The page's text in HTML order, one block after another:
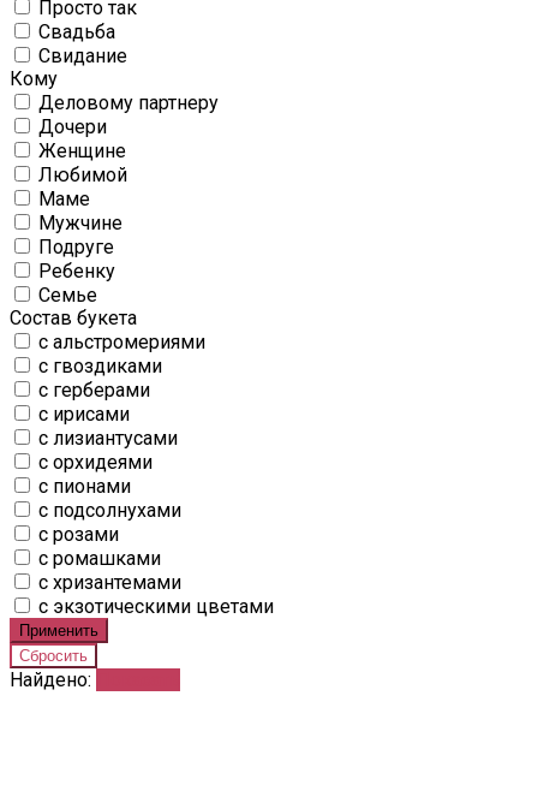
Просто так
Свадьба
Свидание
Кому
Деловому партнеру
Дочери
Женщине
Любимой
Маме
Мужчине
Подруге
Ребенку
Семье
Состав букета
с альстромериями
с гвоздиками
с герберами
с ирисами
с лизиантусами
с орхидеями
с пионами
с подсолнухами
с розами
с ромашками
с хризантемами
с экзотическими цветами
Найдено: